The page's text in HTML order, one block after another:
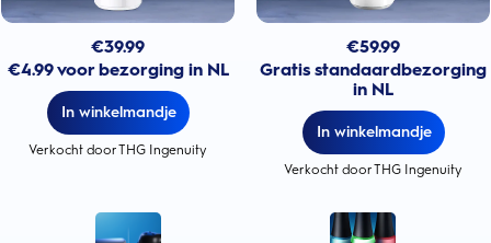
€39.99
€4.99 voor bezorging in NL
In winkelmandje
Verkocht door THG Ingenuity
€59.99
Gratis standaardbezorging
in NL
In winkelmandje
Verkocht door THG Ingenuity